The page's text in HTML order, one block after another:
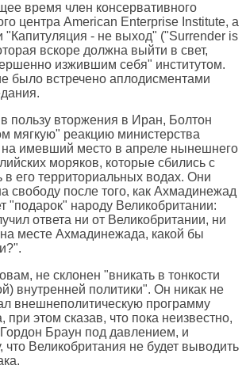
время член консервативного
центра American Enterprise Institute, а
"Капитуляция - не выход" ("Surrender is
вскоре должна выйти в свет,
изжившим себя" институтом.
было встречено аплодисментами
пользу вторжения в Иран, Болтон
мягкую" реакцию министерства
на имевший место в апреле нынешнего
моряков, которые сбились с
в его территориальных водах. Они
свободу после того, как Ахмадинежад
"подарок" народу Великобритании:
ответа ни от Великобритании, ни
месте Ахмадинежада, какой бы
не склонен "вникать в тонкости
внутренней политики". Он никак не
внешнеполитическую программу
этом сказав, что пока неизвестно,
Гордон Браун под давлением, и
Великобритания не будет выводить